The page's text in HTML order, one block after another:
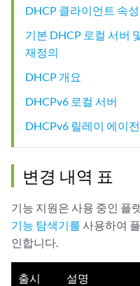
DHCP 클라이언트 속
기본 DHCP 로컬 서버
재정의
DHCP 개요
DHCPv6 로컬 서버
DHCPv6 릴레이 에이
변경 내역 표
기능 지원은 사용 중인 플
기능 탐색기를 사용하여
인합니다.
출시 설명